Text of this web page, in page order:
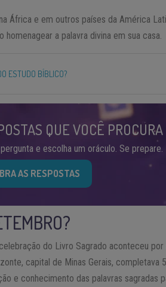
África e em outros países da América
a palavra divina em sua casa.
ESTUDO BÍBLICO?
QUE VOCÊ PROCURA
e escolha um oráculo. Se prepare.
AS RESPOSTAS
do Livro Sagrado aconteceu
capital de Minas Gerais, completava
e conhecimento das palavras sagradas